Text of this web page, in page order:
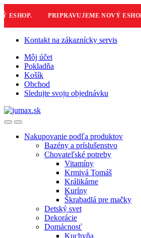
PRIPRAVUJEME NOVÝ ESHOP.
Skip
navigation
Skip
content
Kontakt na zákaznícky servis
Môj účet
Pokladňa
Košík
Obchod
Sledujte svoju objednávku
Nakupovanie podľa produktov
Bazény a príslušenstvo
Chovateľské potreby
Vitamíny
Krmivá Tomáš
Králikárne
Kuríny
Škrabadlá pre mačky
Detský svet
Dekorácie
Domácnosť
Kuchyňa